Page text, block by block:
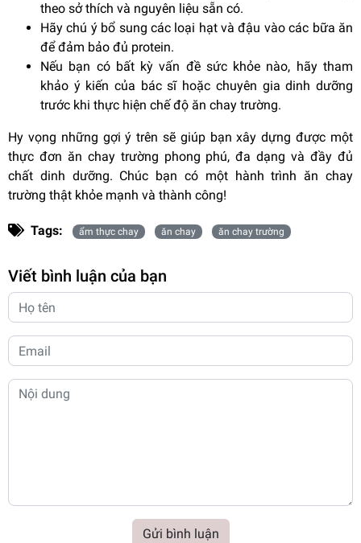
theo sở thích và nguyên liệu sẵn có.
Hãy chú ý bổ sung các loại hạt và đậu vào các bữa ăn
để đảm bảo đủ protein.
Nếu bạn có bất kỳ vấn đề sức khỏe nào, hãy tham
khảo ý kiến của bác sĩ hoặc chuyên gia dinh dưỡng
trước khi thực hiện chế độ ăn chay trường.
Hy vọng những gợi ý trên sẽ giúp bạn xây dựng được một
thực đơn ăn chay trường phong phú, đa dạng và đầy đủ
chất dinh dưỡng. Chúc bạn có một hành trình ăn chay
trường thật khỏe mạnh và thành công!
Tags: ẩm thực chay ăn chay ăn chay trường
Viết bình luận của bạn
Gửi bình luận